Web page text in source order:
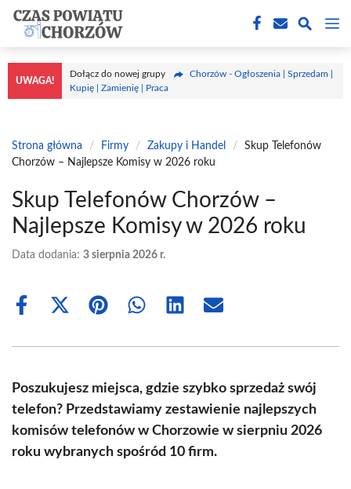
Przejdź
treści
UWAGA!
Dołącz do nowej grupy
Chorzów - Ogłoszenia | Sprzedam |
Kupię | Zamienię | Praca
Strona główna / Firmy / Zakupy i Handel /
Skup Telefonów
Chorzów – Najlepsze Komisy w 2026 roku
Skup Telefonów Chorzów –
Najlepsze Komisy w 2026 roku
Data dodania: 3 sierpnia 2026 r.
Share
Share
(Twitter)
Share Share Share Share
Poszukujesz miejsca, gdzie szybko sprzedaż swój
telefon? Przedstawiamy zestawienie najlepszych
komisów telefonów w Chorzowie w sierpniu 2026
roku wybranych spośród 10 firm.